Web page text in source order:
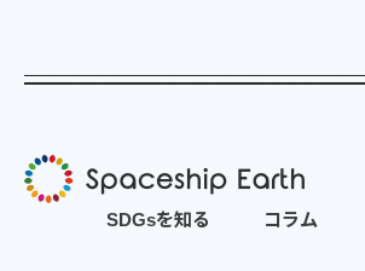
SDGsを知る コラム